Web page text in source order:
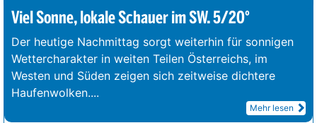
Viel Sonne, lokale Schauer im SW. 5/20°
Der heutige Nachmittag sorgt weiterhin für sonnigen
Wettercharakter in weiten Teilen Österreichs, im
Westen und Süden zeigen sich zeitweise dichtere
Haufenwolken....
Mehr lesen